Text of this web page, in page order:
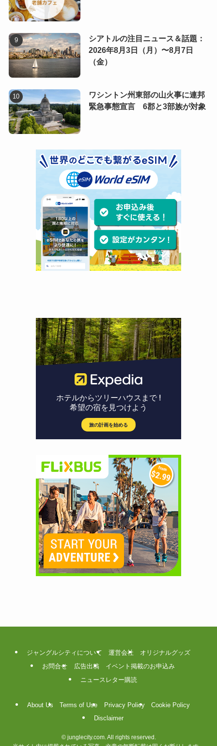
シアトルの注目ニュース＆話題：
2026年8月3日（月）〜8月7日
（金）
ワシントン州東部の山火事に連邦
緊急事態宣言 6郡と3部族が対象
ジャングルシティについて 運営会社
オリジナルグッズ
お問合せ
広告出稿
イベント掲載のお申込み
ニュースレター購読
About Us Terms of Use Privacy Policy
Cookie Policy
Disclaimer
©junglecity.com. All rights reserved.